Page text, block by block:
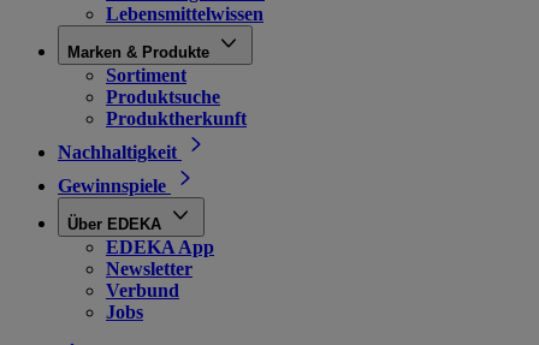
Lebensmittelwissen
Marken & Produkte
Sortiment
Produktsuche
Produktherkunft
Nachhaltigkeit
Gewinnspiele
Über EDEKA
EDEKA App
Newsletter
Verbund
Jobs